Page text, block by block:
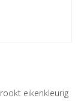
eikenkleurig